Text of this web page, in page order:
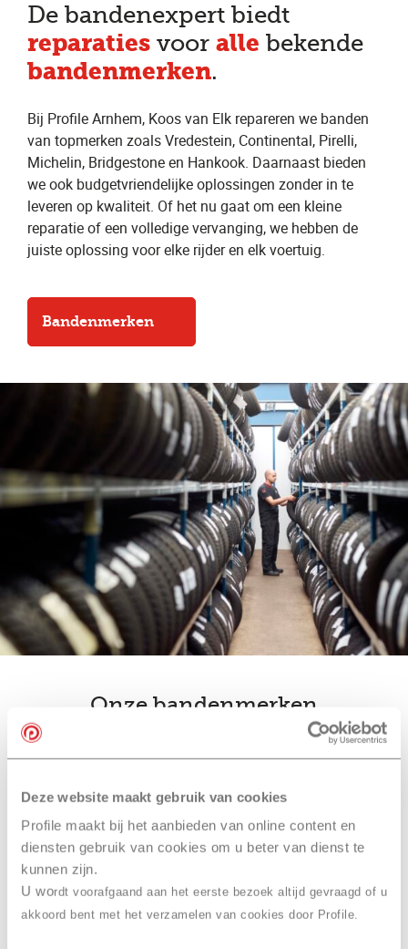
Deze website maakt gebruik van cookies
Profile maakt bij het aanbieden van online content en
diensten gebruik van cookies om u beter van dienst te
kunnen zijn.
U wordt voorafgaand aan het eerste bezoek altijd gevraagd of u
akkoord bent met het verzamelen van cookies door Profile.
De bandenexpert biedt
reparaties voor alle bekende
bandenmerken.
Bij Profile Arnhem, Koos van Elk repareren we banden
van topmerken zoals Vredestein, Continental, Pirelli,
Michelin, Bridgestone en Hankook. Daarnaast bieden
we ook budgetvriendelijke oplossingen zonder in te
leveren op kwaliteit. Of het nu gaat om een kleine
reparatie of een volledige vervanging, we hebben de
juiste oplossing voor elke rijder en elk voertuig.
Bandenmerken
Onze bandenmerken
Ook slim… je
bandenreparatie
combinerenmet een
onderhoudsbeurt bij Profile
Arnhem, Koos van Elk
Laat je bandenreparatie uitvoeren in combinatie met